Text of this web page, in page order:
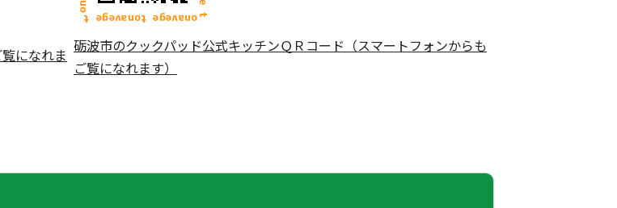
になれま 砺波市のクックパッド公式キッチンＱＲコード（スマートフォンからも
ご覧になれます）